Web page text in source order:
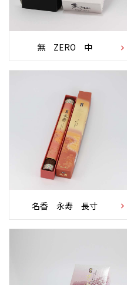
無 ZERO 中
名香 永寿 長寸